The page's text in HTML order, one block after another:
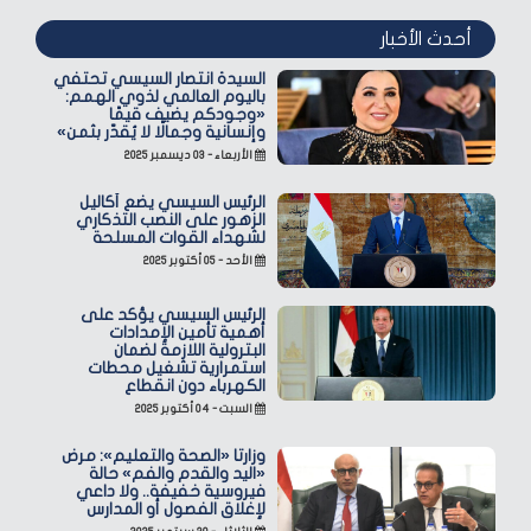
أحدث الأخبار
السيدة انتصار السيسي تحتفي
باليوم العالمي لذوي الهمم:
«وجودكم يضيف قيمًا
وإنسانية وجمالًا لا يُقدّر بثمن»
الأربعاء - ٠٣ ديسمبر ٢٠٢٥
الرئيس السيسي يضع أكاليل
الزهور على النصب التذكاري
لشهداء القوات المسلحة
الأحد - ٠٥ أكتوبر ٢٠٢٥
الرئيس السيسي يؤكد على
أهمية تأمين الإمدادات
البترولية اللازمة لضمان
استمرارية تشغيل محطات
الكهرباء دون انقطاع
السبت - ٠٤ أكتوبر ٢٠٢٥
وزارتا «الصحة والتعليم»: مرض
«اليد والقدم والفم» حالة
فيروسية خفيفة.. ولا داعي
لإغلاق الفصول أو المدارس